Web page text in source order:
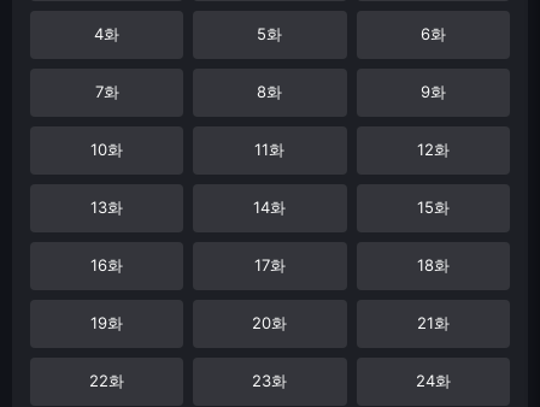
4화 5화 6화
7화 8화 9화
10화 11화 12화
13화 14화 15화
16화 17화 18화
19화 20화 21화
22화 23화 24화